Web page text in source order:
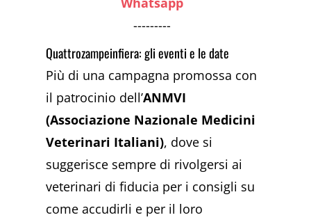
---------
Quattrozampeinfiera: gli eventi e le date
Più di una campagna promossa con
il patrocinio dell’ANMVI
(Associazione Nazionale Medicini
Veterinari Italiani), dove si
suggerisce sempre di rivolgersi ai
veterinari di fiducia per i consigli su
come accudirli e per il loro